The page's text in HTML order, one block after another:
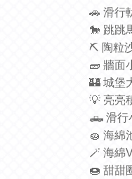
🚗 滑行
🐎 跳跳
⛏ 陶粒
🧱 牆面
🏰 城堡
💡 亮亮
🛻 滑行
🧽 海綿
🪄 海綿
🍩 甜甜